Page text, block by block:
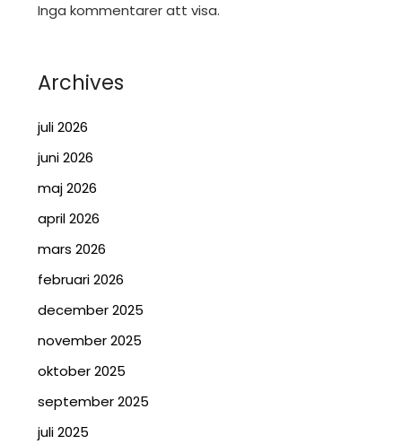
Inga kommentarer att visa.
Archives
juli 2026
juni 2026
maj 2026
april 2026
mars 2026
februari 2026
december 2025
november 2025
oktober 2025
september 2025
juli 2025